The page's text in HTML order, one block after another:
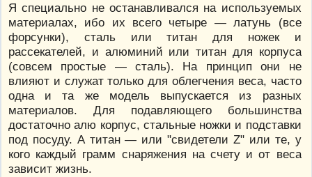
Я специально не останавливался на используемых
материалах, ибо их всего четыре — латунь (все
форсунки), сталь или титан для ножек и
рассекателей, и алюминий или титан для корпуса
(совсем простые — сталь). На принцип они не
влияют и служат только для облегчения веса, часто
одна и та же модель выпускается из разных
материалов. Для подавляющего большинства
достаточно алю корпус, стальные ножки и подставки
под посуду. А титан — или "свидетели Z" или те, у
кого каждый грамм снаряжения на счету и от веса
зависит жизнь.